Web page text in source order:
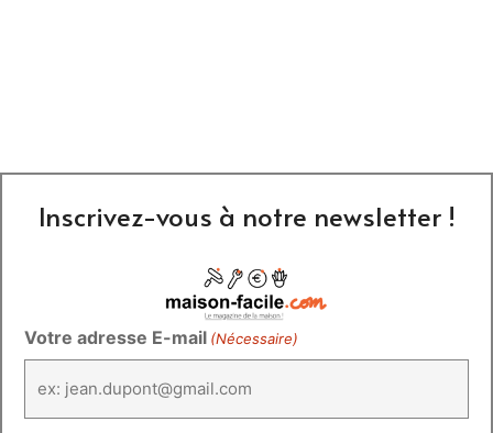
Inscrivez-vous à notre newsletter !
Votre adresse E-mail (Nécessaire)